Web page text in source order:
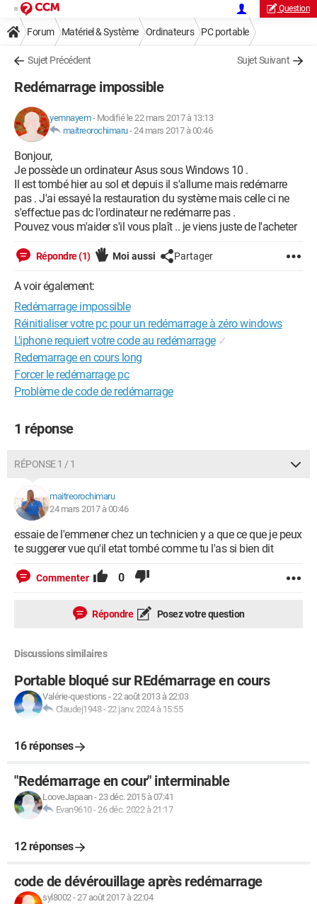
Question
Forum Matériel & Système Ordinateurs PC portable
Sujet Précédent Sujet Suivant
Redémarrage impossible
yemnayem- Modifié le 22 mars 2017 à 13:13
maitreorochimaru-24 mars 2017 à 00:46
Bonjour,
Je possède un ordinateur Asus sous Windows 10 .
Il est tombé hier au sol et depuis il s'allume mais redémarre
pas . J'ai essayé la restauration du système mais celle ci ne
s'effectue pas dc l'ordinateur ne redémarre pas .
Pouvez vous m'aider s'il vous plaît .. je viens juste de l'acheter
Répondre (1) Moi aussi Partager
A voir également:
Redémarrage impossible
Réinitialiser votre pc pour un redémarrage à zéro windows
L'iphone requiert votre code au redémarrage ✓
Redemarrage en cours long
Forcer le redémarrage pc
Problème de code de redémarrage
1 réponse
RÉPONSE 1 / 1
maitreorochimaru
24 mars 2017 à 00:46
essaie de l'emmener chez un technicien y a que ce que je peux
te suggerer vue qu'il etat tombé comme tu l'as si bien dit
Commenter 0
Répondre Posez votre question
Discussions similaires
Portable bloqué sur REdémarrage en cours
Valérie-questions -22 août 2013 à 22:03
Claudej1948-22 janv. 2024 à 15:55
16 réponses
"Redémarrage en cour" interminable
LooveJapaan-23 déc. 2015 à 07:41
Evan9610-26 déc. 2022 à 21:17
12 réponses
code de dévérouillage après redémarrage
syl8002-27 août 2017 à 22:04